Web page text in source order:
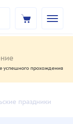
успешного прохождения
праздники